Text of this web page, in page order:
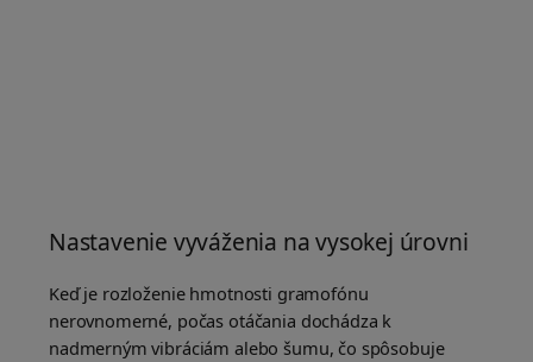
Nastavenie vyváženia na vysokej úrovni
Keď je rozloženie hmotnosti gramofónu
nerovnomerné, počas otáčania dochádza k
nadmerným vibráciám alebo šumu, čo spôsobuje